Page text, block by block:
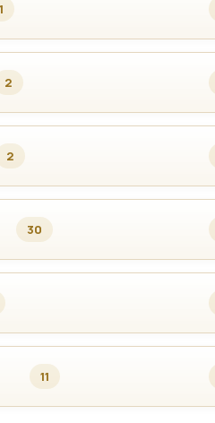
2
2
30
11